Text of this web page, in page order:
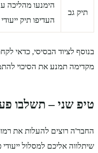
תיק גב
הימנעו מהליכה
העדיפו תיק
בנוסף לציוד הבסיסי, כדאי
מקדימה תמנע את הסיכוי
טיפ שני – תשלבו
החבר'ה רוצים להעלות את
שיתלווה אליכם למסלול ייעודי